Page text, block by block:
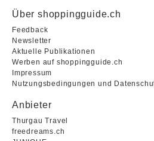
Über shoppingguide.ch
Feedback
Newsletter
Aktuelle Publikationen
Werben auf shoppingguide.ch
Impressum
Nutzungsbedingungen und
Anbieter
Thurgau Travel
freedreams.ch